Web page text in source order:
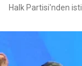
Halk Partisi'nden